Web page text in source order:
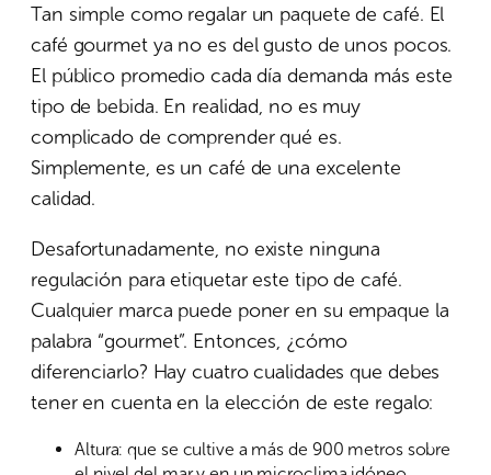
Tan simple como regalar un paquete de café. El
café gourmet ya no es del gusto de unos pocos.
El público promedio cada día demanda más este
tipo de bebida. En realidad, no es muy
complicado de comprender qué es.
Simplemente, es un café de una excelente
calidad.
Desafortunadamente, no existe ninguna
regulación para etiquetar este tipo de café.
Cualquier marca puede poner en su empaque la
palabra “gourmet”. Entonces, ¿cómo
diferenciarlo? Hay cuatro cualidades que debes
tener en cuenta en la elección de este regalo:
Altura: que se cultive a más de 900 metros sobre